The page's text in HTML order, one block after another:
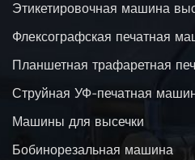
Этикетировочная машина
Флексографская печатная
Планшетная трафаретная
Струйная УФ-печатная
Машины для высечки
Бобинорезальная машина